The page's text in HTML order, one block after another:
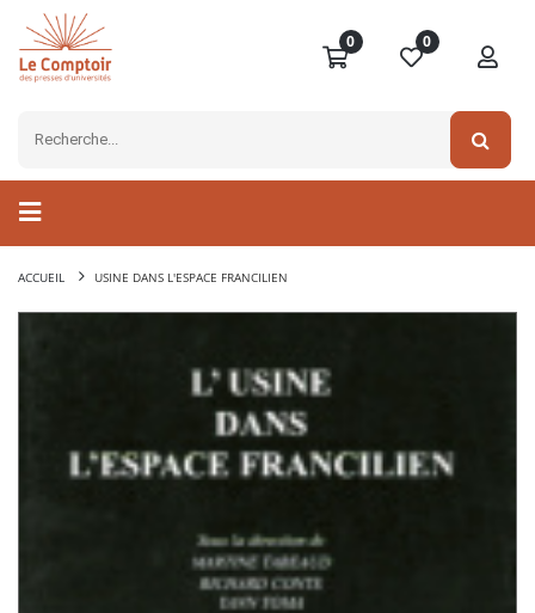
0 0
ACCUEIL USINE DANS L'ESPACE FRANCILIEN